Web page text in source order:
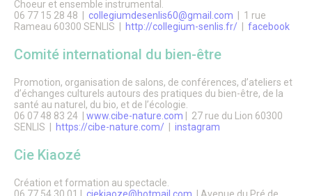
Sécurité publique
Numéros d’urgence & contacts utiles
Infos sécurité
Police municipale
Autres organes de sécurité publique
Influenza Aviaire
Le Frelon asiatique
Propreté, Eau & Assainissement
Gestion de l’Eau
Gestion des déchets
Graffitis
Les marchés alimentaires
Choeur et ensemble instrumental.
06 77 15 28 48 | collegiumdesenlis60@gmail.com | 1 rue
Rameau 60300 SENLIS |
http://collegium-senlis.fr/ facebook
Comité international du bien-être
Promotion, organisation de salons, de conférences, d’ateliers et
d’échanges culturels autours des pratiques du bien-être, de la
santé au naturel, du bio, et de l’écologie.
06 07 48 83 24 | www.cibe-nature.com | 27 rue du Lion 60300
SENLIS |
https://cibe-nature.com/ instagram
Cie Kiaozé
Création et formation au spectacle.